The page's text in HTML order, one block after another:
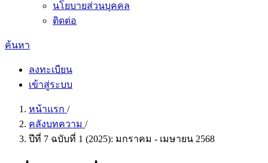
นโยบายส่วนบุคคล
ติดต่อ
ค้นหา
ลงทะเบียน
เข้าสู่ระบบ
หน้าแรก /
คลังบทความ /
ปีที่ 7 ฉบับที่ 1 (2025): มกราคม - เมษายน 2568